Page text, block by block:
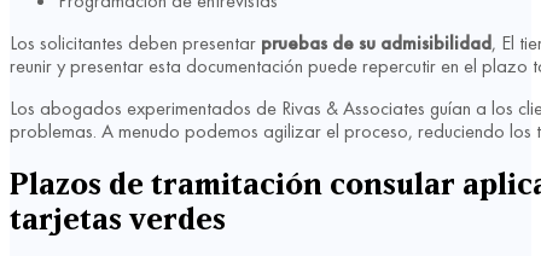
Los solicitantes deben presentar pruebas de su admisibilidad, El
reunir y presentar esta documentación puede repercutir en el
Los abogados experimentados de Rivas & Associates guían a los
problemas. A menudo podemos agilizar el proceso, reduciendo
Plazos de tramitación consular
tarjetas verdes